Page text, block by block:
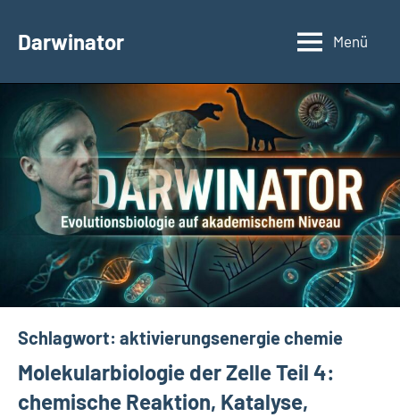
InhaltDarwinator
Evolutionsbiologie
Menü
Schlagwort: aktivierungsenergie chemie
Molekularbiologie der Zelle Teil 4:
chemische Reaktion, Katalyse,